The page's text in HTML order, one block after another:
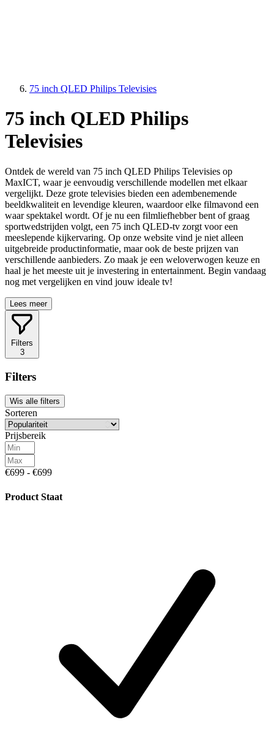
75 inch QLED Philips Televisies
75 inch QLED Philips
Televisies
Ontdek de wereld van 75 inch QLED Philips Televisies op
MaxICT, waar je eenvoudig verschillende modellen met elkaar
vergelijkt. Deze grote televisies bieden een adembenemende
beeldkwaliteit en levendige kleuren, waardoor elke filmavond een
waar spektakel wordt. Of je nu een filmliefhebber bent of graag
sportwedstrijden volgt, een 75 inch QLED-tv zorgt voor een
meeslepende kijkervaring. Op onze website vind je niet alleen
uitgebreide productinformatie, maar ook de beste prijzen van
verschillende aanbieders. Zo maak je een weloverwogen keuze en
haal je het meeste uit je investering in entertainment. Begin vandaag
nog met vergelijken en vind jouw ideale tv!
Lees meer
Filters
3
Filters
Wis alle filters
Sorteren
Prijsbereik
€699 - €699
Product Staat